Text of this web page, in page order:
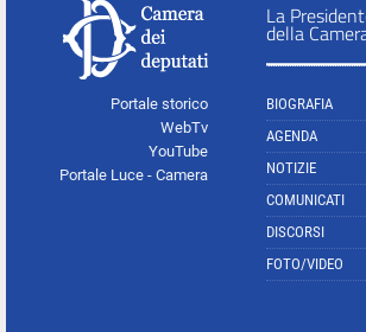
Portale storico
WebTv
YouTube
Portale Luce - Camera
La
della
BIOGRAFIA
AGENDA
NOTIZIE
COMUNICATI
DISCORSI
FOTO/VIDEO